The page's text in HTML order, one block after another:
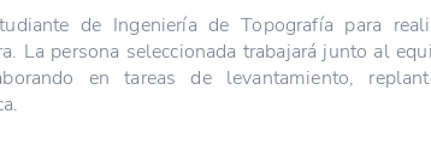
de Ingeniería de Topografía para
La persona seleccionada trabajará junto al
en tareas de levantamiento,